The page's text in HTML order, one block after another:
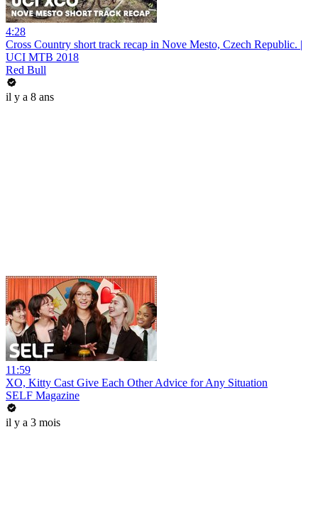
4:28
Cross Country short track recap in Nove Mesto, Czech Republic. |
UCI MTB 2018
Red Bull
il y a 8 ans
11:59
XO, Kitty Cast Give Each Other Advice for Any Situation
SELF Magazine
il y a 3 mois